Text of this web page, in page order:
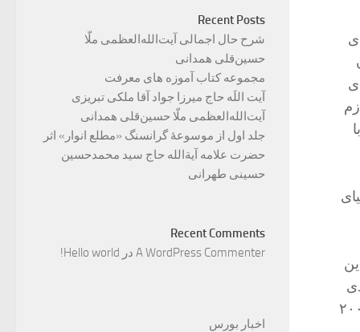
روز بیشتر می شود. حد فاصل سال های ۲۰۰۹
Recent Posts
شرح حال اجمالی آیت‌الله‌العظمی ملّا
حسین‌قلی همدانی
مجموعه کتاب آموزه های معرفت
آیت اللَه حاج میرزا جواد آقا ملکی تبریزی
آیت‌الله‌العظمی ملّا حسین‌قلی همدانی
جلد اول از موسوعۀ گرانسنگ «مطلع انوار» اثر
حضرت علامه آیة‌الله حاج سید محمدحسین
حسینی طهرانی
Recent Comments
A WordPress Commenter در Hello world!
اخبار بورس